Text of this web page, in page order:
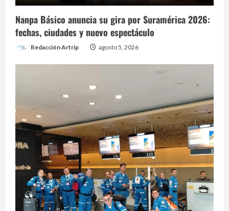
Nanpa Básico anuncia su gira por Suramérica 2026:
fechas, ciudades y nuevo espectáculo
Redacción Artrip agosto 5, 2026